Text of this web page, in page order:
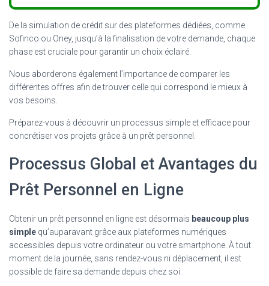
De la simulation de crédit sur des plateformes dédiées, comme
Sofinco ou Oney, jusqu’à la finalisation de votre demande, chaque
phase est cruciale pour garantir un choix éclairé.
Nous aborderons également l’importance de comparer les
différentes offres afin de trouver celle qui correspond le mieux à
vos besoins.
Préparez-vous à découvrir un processus simple et efficace pour
concrétiser vos projets grâce à un prêt personnel.
Processus Global et Avantages du
Prêt Personnel en Ligne
Obtenir un prêt personnel en ligne est désormais beaucoup plus
simple qu’auparavant grâce aux plateformes numériques
accessibles depuis votre ordinateur ou votre smartphone. À tout
moment de la journée, sans rendez-vous ni déplacement, il est
possible de faire sa demande depuis chez soi.